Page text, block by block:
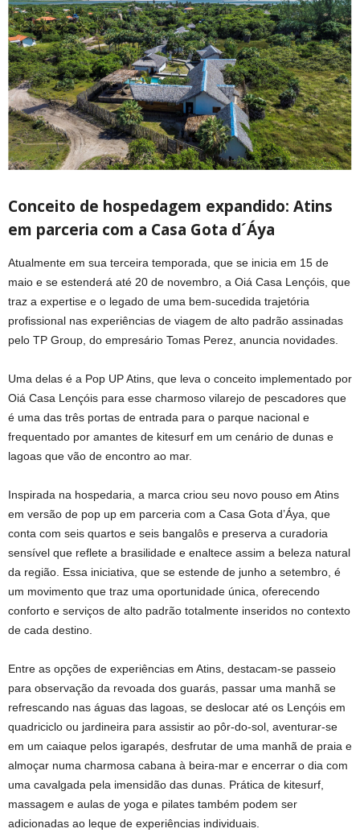
Conceito de hospedagem expandido: Atins
em parceria com a Casa Gota d´Áya
Atualmente em sua terceira temporada, que se inicia em 15 de
maio e se estenderá até 20 de novembro, a Oiá Casa Lençóis, que
traz a expertise e o legado de uma bem-sucedida trajetória
profissional nas experiências de viagem de alto padrão assinadas
pelo TP Group, do empresário Tomas Perez, anuncia novidades.
Uma delas é a Pop UP Atins, que leva o conceito implementado por
Oiá Casa Lençóis para esse charmoso vilarejo de pescadores que
é uma das três portas de entrada para o parque nacional e
frequentado por amantes de kitesurf em um cenário de dunas e
lagoas que vão de encontro ao mar.
Inspirada na hospedaria, a marca criou seu novo pouso em Atins
em versão de pop up em parceria com a Casa Gota d’Áya, que
conta com seis quartos e seis bangalôs e preserva a curadoria
sensível que reflete a brasilidade e enaltece assim a beleza natural
da região. Essa iniciativa, que se estende de junho a setembro, é
um movimento que traz uma oportunidade única, oferecendo
conforto e serviços de alto padrão totalmente inseridos no contexto
de cada destino.
Entre as opções de experiências em Atins, destacam-se passeio
para observação da revoada dos guarás, passar uma manhã se
refrescando nas águas das lagoas, se deslocar até os Lençóis em
quadriciclo ou jardineira para assistir ao pôr-do-sol, aventurar-se
em um caiaque pelos igarapés, desfrutar de uma manhã de praia e
almoçar numa charmosa cabana à beira-mar e encerrar o dia com
uma cavalgada pela imensidão das dunas. Prática de kitesurf,
massagem e aulas de yoga e pilates também podem ser
adicionadas ao leque de experiências individuais.